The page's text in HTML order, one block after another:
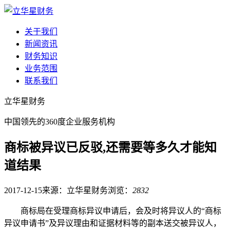
关于我们
新闻资讯
财务知识
业务范围
联系我们
立华星财务
中国领先的360度企业服务机构
商标被异议已反驳,还需要等多久才能知
道结果
2017-12-15来源：立华星财务浏览： 2832
商标局在受理商标异议申请后，会及时将异议人的“商标
异议申请书”及异议理由和证据材料等的副本送交被异议人，